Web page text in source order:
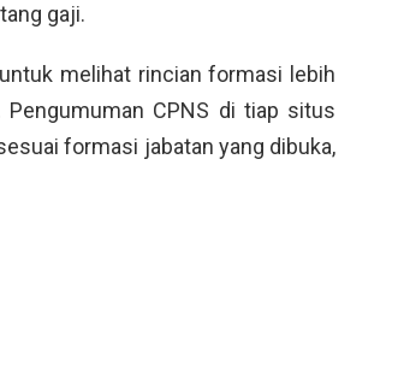
gaji.
melihat rincian formasi lebih
Pengumuman CPNS di tiap situs
formasi jabatan yang dibuka,